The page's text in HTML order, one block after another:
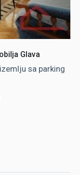
Glava
sa parking